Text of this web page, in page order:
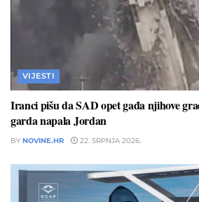
VIJESTI
Iranci pišu da SAD opet gađa njihove
garda napala Jordan
BY NOVINE.HR 22. SRPNJA 2026.